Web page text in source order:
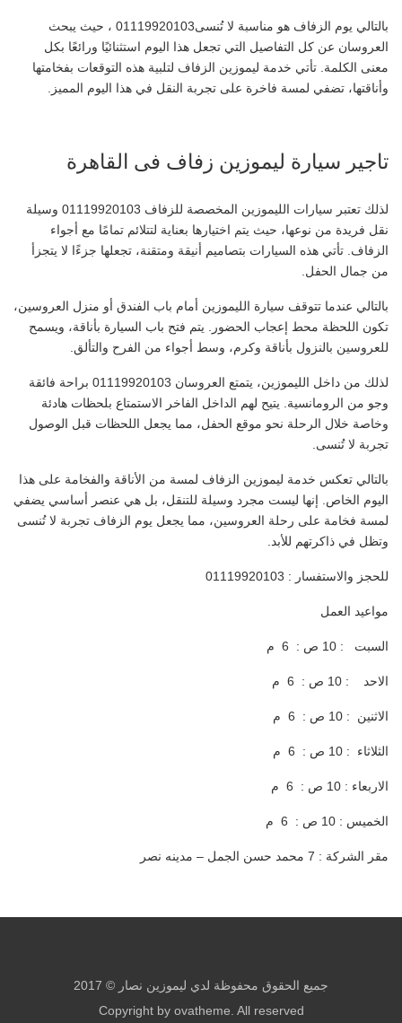
بالتالي يوم الزفاف هو مناسبة لا تُنسى01119920103 ، حيث يبحث
العروسان عن كل التفاصيل التي تجعل هذا اليوم استثنائيًا ورائعًا بكل
معنى الكلمة. تأتي خدمة ليموزين الزفاف لتلبية هذه التوقعات بفخامتها
وأناقتها، تضفي لمسة فاخرة على تجربة النقل في هذا اليوم المميز.
تاجير سيارة ليموزين زفاف فى القاهرة
لذلك تعتبر سيارات الليموزين المخصصة للزفاف 01119920103 وسيلة
نقل فريدة من نوعها، حيث يتم اختيارها بعناية لتتلائم تمامًا مع أجواء
الزفاف. تأتي هذه السيارات بتصاميم أنيقة ومتقنة، تجعلها جزءًا لا يتجزأ
من جمال الحفل.
بالتالي عندما تتوقف سيارة الليموزين أمام باب الفندق أو منزل العروسين،
تكون اللحظة محط إعجاب الحضور. يتم فتح باب السيارة بأناقة، ويسمح
للعروسين بالنزول بأناقة وكرم، وسط أجواء من الفرح والتألق.
لذلك من داخل الليموزين، يتمتع العروسان 01119920103 براحة فائقة
وجو من الرومانسية. يتيح لهم الداخل الفاخر الاستمتاع بلحظات هادئة
وخاصة خلال الرحلة نحو موقع الحفل، مما يجعل اللحظات قبل الوصول
تجربة لا تُنسى.
بالتالي تعكس خدمة ليموزين الزفاف لمسة من الأناقة والفخامة على هذا
اليوم الخاص. إنها ليست مجرد وسيلة للتنقل، بل هي عنصر أساسي يضفي
لمسة فخامة على رحلة العروسين، مما يجعل يوم الزفاف تجربة لا تُنسى
وتظل في ذاكرتهم للأبد.
للحجز والاستفسار : 01119920103
مواعيد العمل
السبت : 10 ص : 6 م
الاحد : 10 ص : 6 م
الاثنين : 10 ص : 6 م
الثلاثاء : 10 ص : 6 م
الاربعاء : 10 ص : 6 م
الخميس : 10 ص : 6 م
مقر الشركة : 7 محمد حسن الجمل – مدينه نصر
جميع الحقوق محفوظة لدي ليموزين نصار © 2017
Copyright by ovatheme. All reserved